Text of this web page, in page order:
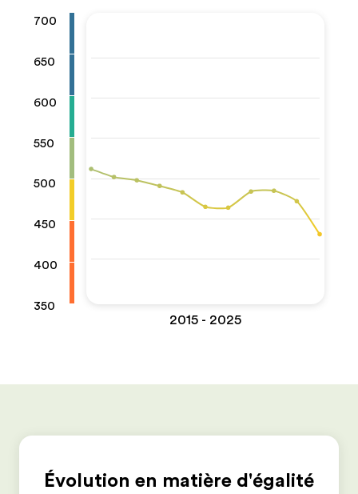
700
650
600
550
500
450
400
350
2015 - 2025
Évolution en matière d'égalité